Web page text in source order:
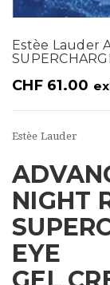
o
n
Estèe Lauder
CHF61.00
Estèe Lauder
NIGHT
EYE